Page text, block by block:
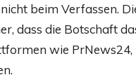
beim Verfassen.
dass die Botschaft
wie